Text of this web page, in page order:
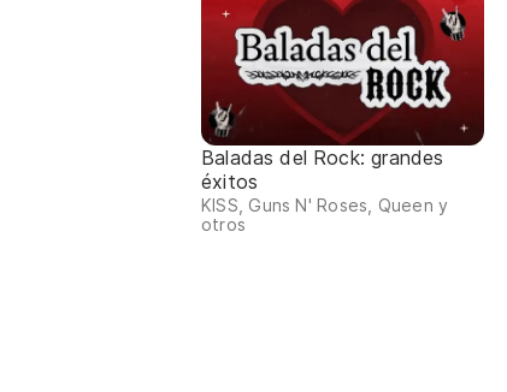
Baladas del Rock: grandes
éxitos
KISS, Guns N' Roses, Queen y
otros